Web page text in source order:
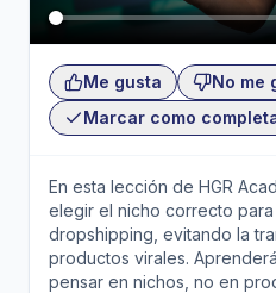
Me gusta No me
Marcar como
En esta lección de HGR
elegir el nicho correcto
dropshipping, evitando la
productos virales.
pensar en nichos, no en